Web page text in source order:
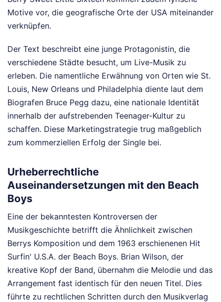
Motive vor, die geografische Orte der USA miteinander
verknüpfen.
Der Text beschreibt eine junge Protagonistin, die
verschiedene Städte besucht, um Live-Musik zu
erleben. Die namentliche Erwähnung von Orten wie St.
Louis, New Orleans und Philadelphia diente laut dem
Biografen Bruce Pegg dazu, eine nationale Identität
innerhalb der aufstrebenden Teenager-Kultur zu
schaffen. Diese Marketingstrategie trug maßgeblich
zum kommerziellen Erfolg der Single bei.
Urheberrechtliche
Auseinandersetzungen mit den Beach
Boys
Eine der bekanntesten Kontroversen der
Musikgeschichte betrifft die Ähnlichkeit zwischen
Berrys Komposition und dem 1963 erschienenen Hit
Surfin' U.S.A. der Beach Boys. Brian Wilson, der
kreative Kopf der Band, übernahm die Melodie und das
Arrangement fast identisch für den neuen Titel. Dies
führte zu rechtlichen Schritten durch den Musikverlag